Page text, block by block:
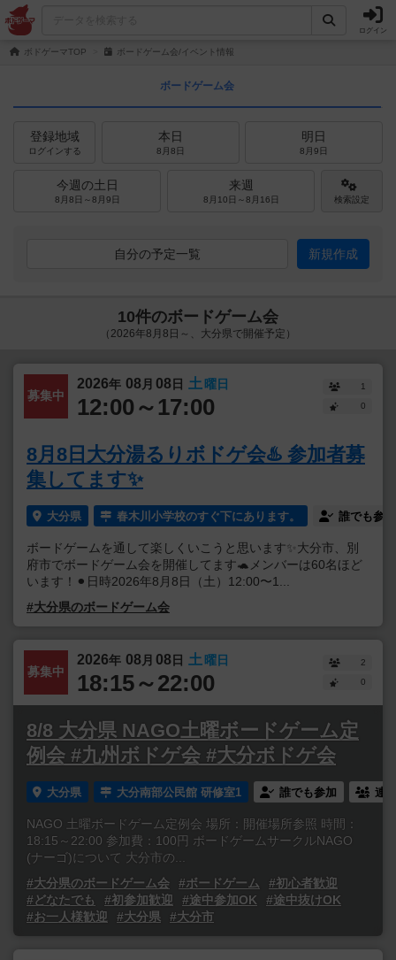
ログイン
ボドゲーマTOP ボードゲーム会/イベント情報
ボードゲーム会
登録地域
ログインする
本日
8月8日
明日
8月9日
今週の土日
8月8日～8月9日
来週
8月10日～8月16日 検索設定
自分の予定一覧 新規作成
10件のボードゲーム会
（2026年8月8日～、大分県で開催予定）
募集中
2026年 08 月 08日 土曜日
12:00～17:00
1
0
8月8日大分湯るりボドゲ会♨️ 参加者募
集してます✨
大分県 春木川小学校のすぐ下にあります。 誰でも参加
ボードゲームを通して楽しくいこうと思います✨大分市、別
府市でボードゲーム会を開催してます🐢メンバーは60名ほど
います！⚫︎日時2026年8月8日（土）12:00〜1...
#大分県のボードゲーム会
募集中
2026年 08 月 08日 土曜日
18:15～22:00
2
0
8/8 大分県 NAGO土曜ボードゲーム定
例会 #九州ボドゲ会 #大分ボドゲ会
大分県 大分南部公民館 研修室1 誰でも参加 連
NAGO 土曜ボードゲーム定例会 場所：開催場所参照 時間：
18:15～22:00 参加費：100円 ボードゲームサークルNAGO
(ナーゴ)について 大分市の...
#大分県のボードゲーム会
#ボードゲーム
#初心者歓迎
#どなたでも
#初参加歓迎 #途中参加OK
#途中抜けOK
#お一人様歓迎
#大分県 #大分市